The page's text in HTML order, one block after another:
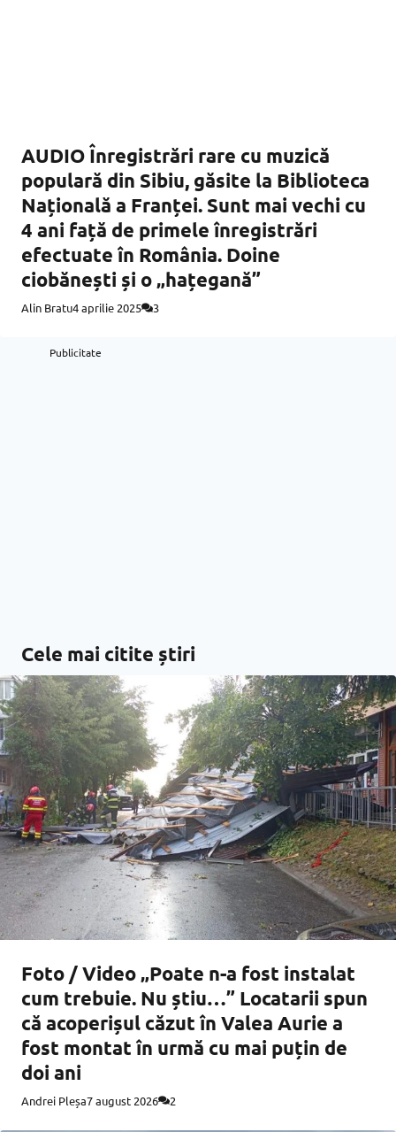
AUDIO Înregistrări rare cu muzică
populară din Sibiu, găsite la Biblioteca
Națională a Franței. Sunt mai vechi cu
4 ani față de primele înregistrări
efectuate în România. Doine
ciobănești și o „hațegană”
Alin Bratu4 aprilie 2025 3
Publicitate
Cele mai citite știri
Foto / Video „Poate n-a fost instalat
cum trebuie. Nu știu…” Locatarii spun
că acoperișul căzut în Valea Aurie a
fost montat în urmă cu mai puțin de
doi ani
Andrei Pleșa7 august 2026 2